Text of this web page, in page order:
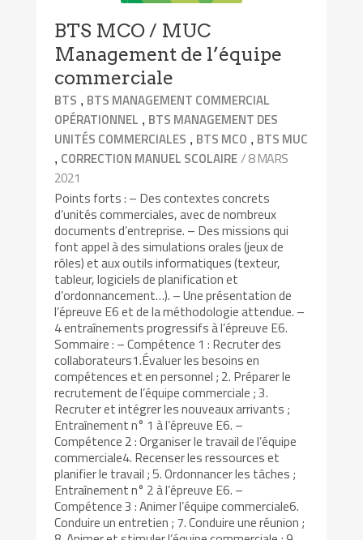
BTS MCO / MUC
Management de l’équipe
commerciale
BTS , BTS MANAGEMENT COMMERCIAL
OPÉRATIONNEL , BTS MANAGEMENT DES
UNITÉS COMMERCIALES , BTS MCO , BTS MUC
, CORRECTION MANUEL SCOLAIRE/ 8 MARS
2021
Points forts : – Des contextes concrets
d’unités commerciales, avec de nombreux
documents d’entreprise. – Des missions qui
font appel à des simulations orales (jeux de
rôles) et aux outils informatiques (texteur,
tableur, logiciels de planification et
d’ordonnancement…). – Une présentation de
l’épreuve E6 et de la méthodologie attendue. –
4 entraînements progressifs à l’épreuve E6.
Sommaire : – Compétence 1 : Recruter des
collaborateurs1.Évaluer les besoins en
compétences et en personnel ; 2. Préparer le
recrutement de l’équipe commerciale ; 3.
Recruter et intégrer les nouveaux arrivants ;
Entraînement n° 1 à l’épreuve E6. –
Compétence 2 : Organiser le travail de l’équipe
commerciale4. Recenser les ressources et
planifier le travail ; 5. Ordonnancer les tâches ;
Entraînement n° 2 à l’épreuve E6. –
Compétence 3 : Animer l’équipe commerciale6.
Conduire un entretien ; 7. Conduire une réunion ;